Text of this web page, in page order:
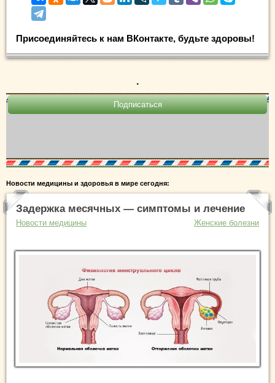
Присоединяйтесь к нам ВКонтакте, будьте здоровы!
.
Новости медицины и здоровья в мире сегодня:
Задержка месячных — симптомы и лечение
Новости медицины Женские болезни